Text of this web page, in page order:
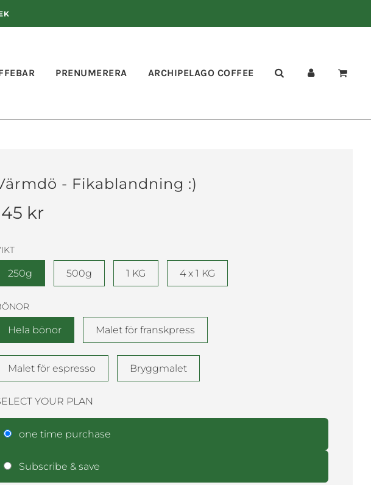
PRENUMERERA ARCHIPELAGO COFFEE
- Fikablandning :)
kr
250g 500g 1 KG 4 x 1 KG
Hela bönor Malet för franskpress
Malet för espresso Bryggmalet
YOUR PLAN
one time purchase
Subscribe & save